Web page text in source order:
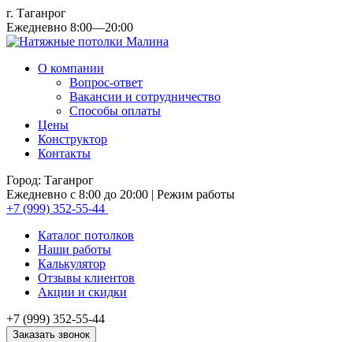
г. Таганрог
Ежедневно 8:00—20:00
О компании
Вопрос-ответ
Вакансии и сотрудничество
Способы оплаты
Цены
Конструктор
Контакты
Город: Таганрог
Ежедневно с 8:00 до 20:00 | Режим работы
+7 (999) 352-55-44
Каталог потолков
Наши работы
Калькулятор
Отзывы клиентов
Акции и скидки
+7 (999) 352-55-44
Заказать звонок